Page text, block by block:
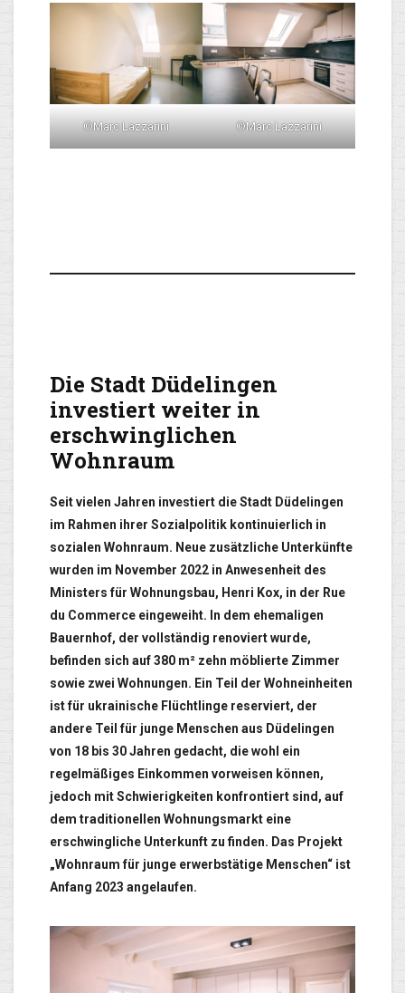
©Marc Lazzarini ©Marc Lazzarini
Die Stadt Düdelingen
investiert weiter in
erschwinglichen
Wohnraum
Seit vielen Jahren investiert die Stadt Düdelingen
im Rahmen ihrer Sozialpolitik kontinuierlich in
sozialen Wohnraum. Neue zusätzliche Unterkünfte
wurden im November 2022 in Anwesenheit des
Ministers für Wohnungsbau, Henri Kox, in der Rue
du Commerce eingeweiht. In dem ehemaligen
Bauernhof, der vollständig renoviert wurde,
befinden sich auf 380 m² zehn möblierte Zimmer
sowie zwei Wohnungen. Ein Teil der Wohneinheiten
ist für ukrainische Flüchtlinge reserviert, der
andere Teil für junge Menschen aus Düdelingen
von 18 bis 30 Jahren gedacht, die wohl ein
regelmäßiges Einkommen vorweisen können,
jedoch mit Schwierigkeiten konfrontiert sind, auf
dem traditionellen Wohnungsmarkt eine
erschwingliche Unterkunft zu finden. Das Projekt
„Wohnraum für junge erwerbstätige Menschen“ ist
Anfang 2023 angelaufen.